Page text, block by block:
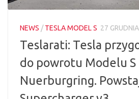
NEWS /TESLA MODEL S 27
Teslarati: Tesla
do powrotu Modelu S
Nuerburgring.